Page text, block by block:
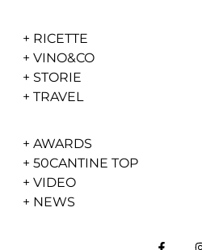
+ RICETTE
+ VINO&CO
+ STORIE
+ TRAVEL
+ AWARDS
+ 50CANTINE TOP
+ VIDEO
+ NEWS